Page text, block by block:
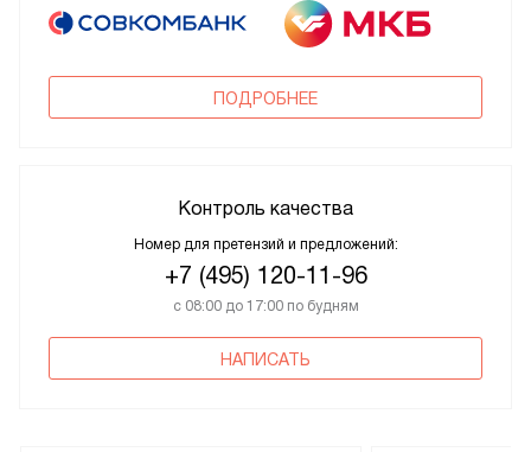
ПОДРОБНЕЕ
Контроль качества
Номер для претензий и предложений:
+7 (495) 120-11-96
с 08:00 до 17:00 по будням
НАПИСАТЬ